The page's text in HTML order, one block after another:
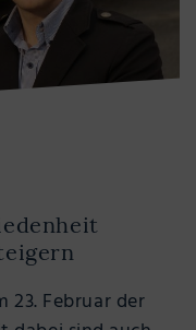
Februar der